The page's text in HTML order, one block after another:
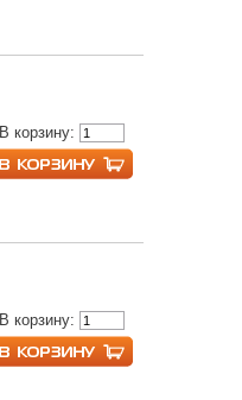
В корзину:
В корзину: